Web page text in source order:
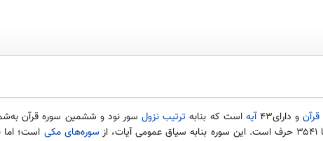
قرآنو دارای۴۳ آیه است که بنابه ترتیب نزول
سوره‌های مکی است؛ اما